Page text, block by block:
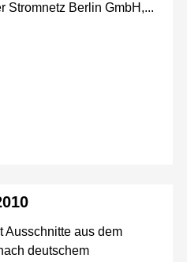
Stromnetz Berlin GmbH,...
Ausschnitte aus dem
deutschem